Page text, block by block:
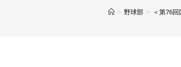
> 野球部 > ＜第76